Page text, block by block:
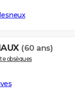
(60 ans)
obsèques